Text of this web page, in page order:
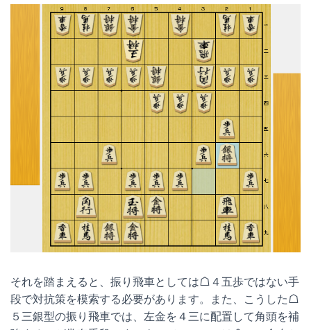
それを踏まえると、振り飛車としては☖４五歩ではない手
段で対抗策を模索する必要があります。また、こうした☖
５三銀型の振り飛車では、左金を４三に配置して角頭を補